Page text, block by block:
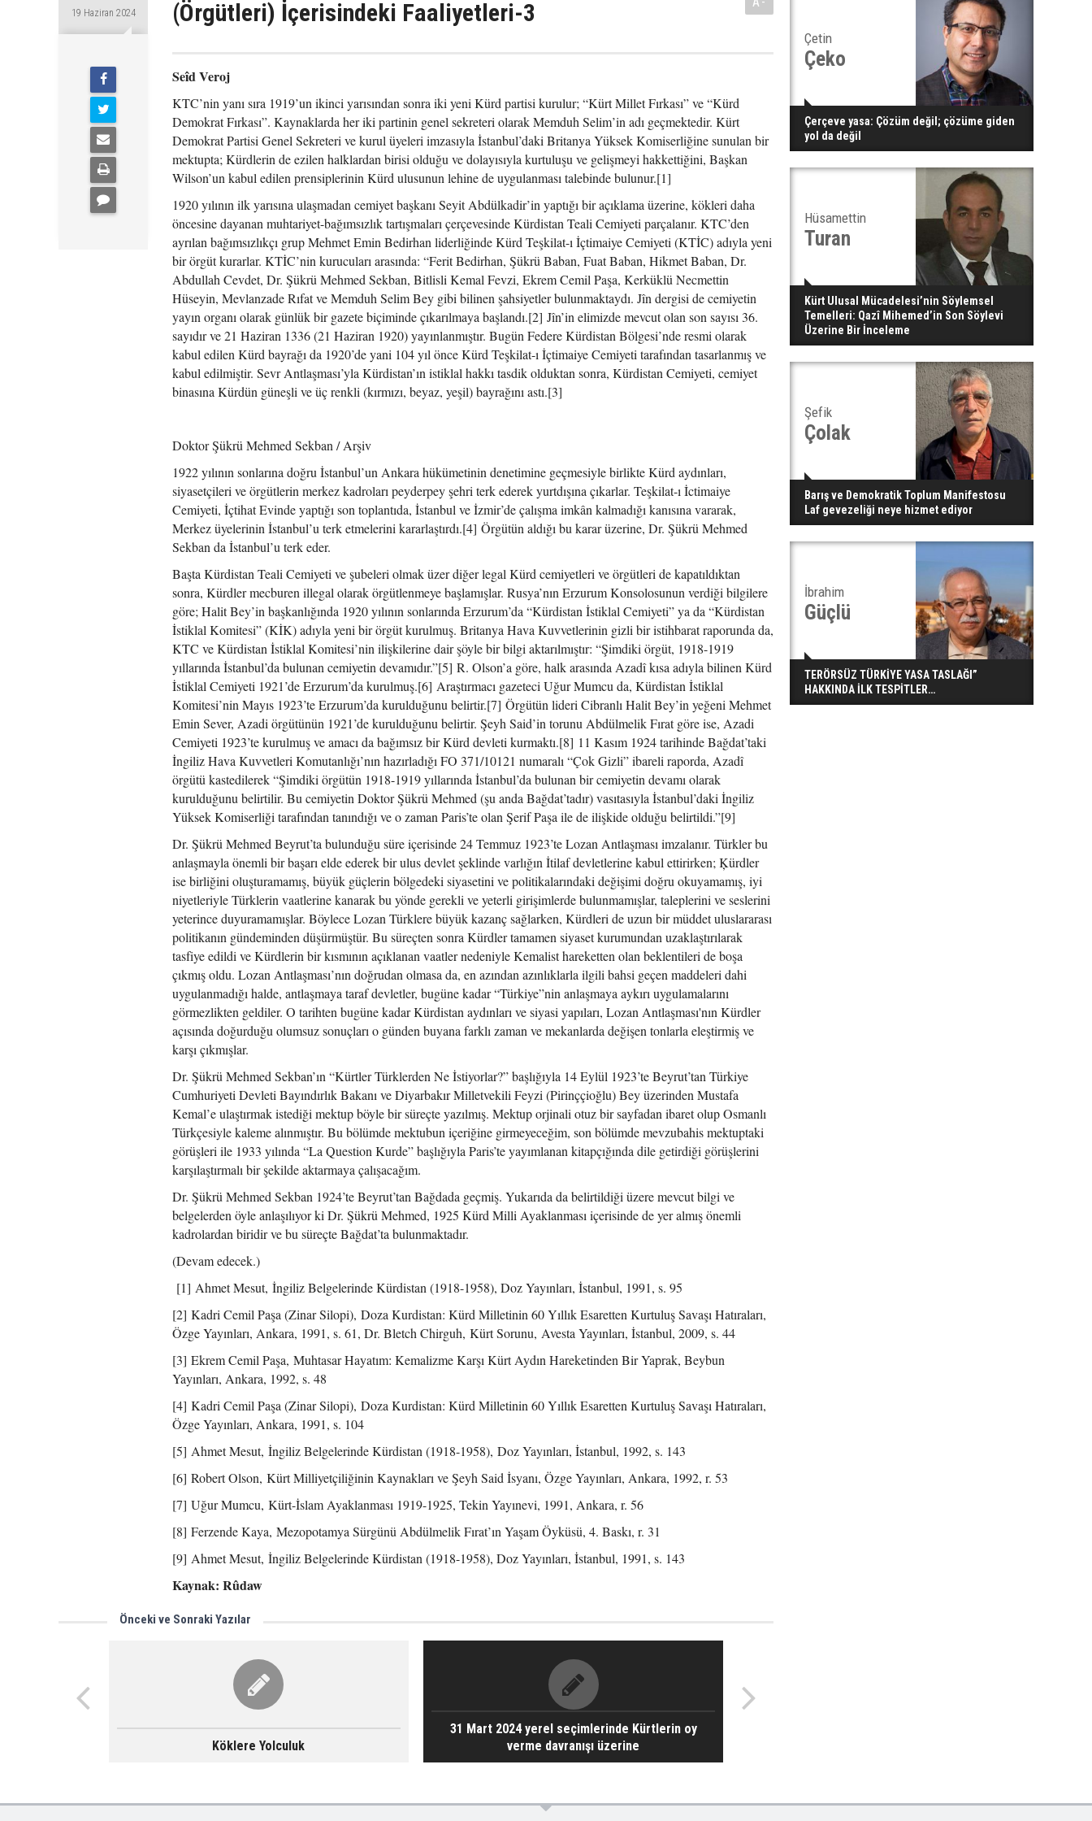
19 Haziran 2024
(Örgütleri) İçerisindeki Faaliyetleri-3
Seîd Veroj
KTC’nin yanı sıra 1919’un ikinci yarısından sonra iki yeni Kürd partisi kurulur; “Kürt Millet Fırkası” ve “Kürd
Demokrat Fırkası”. Kaynaklarda her iki partinin genel sekreteri olarak Memduh Selim’in adı geçmektedir. Kürt
Demokrat Partisi Genel Sekreteri ve kurul üyeleri imzasıyla İstanbul’daki Britanya Yüksek Komiserliğine sunulan bir
mektupta; Kürdlerin de ezilen halklardan birisi olduğu ve dolayısıyla kurtuluşu ve gelişmeyi hakkettiğini, Başkan
Wilson’un kabul edilen prensiplerinin Kürd ulusunun lehine de uygulanması talebinde bulunur.[1]
1920 yılının ilk yarısına ulaşmadan cemiyet başkanı Seyit Abdülkadir’in yaptığı bir açıklama üzerine, kökleri daha
öncesine dayanan muhtariyet-bağımsızlık tartışmaları çerçevesinde Kürdistan Teali Cemiyeti parçalanır. KTC’den
ayrılan bağımsızlıkçı grup Mehmet Emin Bedirhan liderliğinde Kürd Teşkilat-ı İçtimaiye Cemiyeti (KTİC) adıyla yeni
bir örgüt kurarlar. KTİC’nin kurucuları arasında: “Ferit Bedirhan, Şükrü Baban, Fuat Baban, Hikmet Baban, Dr.
Abdullah Cevdet, Dr. Şükrü Mehmed Sekban, Bitlisli Kemal Fevzi, Ekrem Cemil Paşa, Kerküklü Necmettin
Hüseyin, Mevlanzade Rıfat ve Memduh Selim Bey gibi bilinen şahsiyetler bulunmaktaydı. Jîn dergisi de cemiyetin
yayın organı olarak günlük bir gazete biçiminde çıkarılmaya başlandı.[2] Jîn’in elimizde mevcut olan son sayısı 36.
sayıdır ve 21 Haziran 1336 (21 Haziran 1920) yayınlanmıştır. Bugün Federe Kürdistan Bölgesi’nde resmi olarak
kabul edilen Kürd bayrağı da 1920’de yani 104 yıl önce Kürd Teşkilat-ı İçtimaiye Cemiyeti tarafından tasarlanmış ve
kabul edilmiştir. Sevr Antlaşması’yla Kürdistan’ın istiklal hakkı tasdik olduktan sonra, Kürdistan Cemiyeti, cemiyet
binasına Kürdün güneşli ve üç renkli (kırmızı, beyaz, yeşil) bayrağını astı.[3]
Doktor Şükrü Mehmed Sekban / Arşiv
1922 yılının sonlarına doğru İstanbul’un Ankara hükümetinin denetimine geçmesiyle birlikte Kürd aydınları,
siyasetçileri ve örgütlerin merkez kadroları peyderpey şehri terk ederek yurtdışına çıkarlar. Teşkilat-ı İctimaiye
Cemiyeti, İçtihat Evinde yaptığı son toplantıda, İstanbul ve İzmir’de çalışma imkân kalmadığı kanısına vararak,
Merkez üyelerinin İstanbul’u terk etmelerini kararlaştırdı.[4] Örgütün aldığı bu karar üzerine, Dr. Şükrü Mehmed
Sekban da İstanbul’u terk eder.
Başta Kürdistan Teali Cemiyeti ve şubeleri olmak üzer diğer legal Kürd cemiyetleri ve örgütleri de kapatıldıktan
sonra, Kürdler mecburen illegal olarak örgütlenmeye başlamışlar. Rusya’nın Erzurum Konsolosunun verdiği bilgilere
göre; Halit Bey’in başkanlığında 1920 yılının sonlarında Erzurum’da “Kürdistan İstiklal Cemiyeti” ya da “Kürdistan
İstiklal Komitesi” (KİK) adıyla yeni bir örgüt kurulmuş. Britanya Hava Kuvvetlerinin gizli bir istihbarat raporunda da,
KTC ve Kürdistan İstiklal Komitesi’nin ilişkilerine dair şöyle bir bilgi aktarılmıştır: “Şimdiki örgüt, 1918-1919
yıllarında İstanbul’da bulunan cemiyetin devamıdır.”[5] R. Olson’a göre, halk arasında Azadî kısa adıyla bilinen Kürd
İstiklal Cemiyeti 1921’de Erzurum’da kurulmuş.[6] Araştırmacı gazeteci Uğur Mumcu da, Kürdistan İstiklal
Komitesi’nin Mayıs 1923’te Erzurum’da kurulduğunu belirtir.[7] Örgütün lideri Cibranlı Halit Bey’in yeğeni Mehmet
Emin Sever, Azadi örgütünün 1921’de kurulduğunu belirtir. Şeyh Said’in torunu Abdülmelik Fırat göre ise, Azadi
Cemiyeti 1923’te kurulmuş ve amacı da bağımsız bir Kürd devleti kurmaktı.[8] 11 Kasım 1924 tarihinde Bağdat’taki
İngiliz Hava Kuvvetleri Komutanlığı’nın hazırladığı FO 371/10121 numaralı “Çok Gizli” ibareli raporda, Azadî
örgütü kastedilerek “Şimdiki örgütün 1918-1919 yıllarında İstanbul’da bulunan bir cemiyetin devamı olarak
kurulduğunu belirtilir. Bu cemiyetin Doktor Şükrü Mehmed (şu anda Bağdat’tadır) vasıtasıyla İstanbul’daki İngiliz
Yüksek Komiserliği tarafından tanındığı ve o zaman Paris’te olan Şerif Paşa ile de ilişkide olduğu belirtildi.”[9]
Dr. Şükrü Mehmed Beyrut’ta bulunduğu süre içerisinde 24 Temmuz 1923’te Lozan Antlaşması imzalanır. Türkler bu
anlaşmayla önemli bir başarı elde ederek bir ulus devlet şeklinde varlığın İtilaf devletlerine kabul ettirirken; Ķürdler
ise birliğini oluşturamamış, büyük güçlerin bölgedeki siyasetini ve politikalarındaki değişimi doğru okuyamamış, iyi
niyetleriyle Türklerin vaatlerine kanarak bu yönde gerekli ve yeterli girişimlerde bulunmamışlar, taleplerini ve seslerini
yeterince duyuramamışlar. Böylece Lozan Türklere büyük kazanç sağlarken, Kürdleri de uzun bir müddet uluslararası
politikanın gündeminden düşürmüştür. Bu süreçten sonra Kürdler tamamen siyaset kurumundan uzaklaştırılarak
tasfiye edildi ve Kürdlerin bir kısmının açıklanan vaatler nedeniyle Kemalist hareketten olan beklentileri de boşa
çıkmış oldu. Lozan Antlaşması’nın doğrudan olmasa da, en azından azınlıklarla ilgili bahsi geçen maddeleri dahi
uygulanmadığı halde, antlaşmaya taraf devletler, bugüne kadar “Türkiye”nin anlaşmaya aykırı uygulamalarını
görmezlikten geldiler. O tarihten bugüne kadar Kürdistan aydınları ve siyasi yapıları, Lozan Antlaşması'nın Kürdler
açısında doğurduğu olumsuz sonuçları o günden buyana farklı zaman ve mekanlarda değişen tonlarla eleştirmiş ve
karşı çıkmışlar.
Dr. Şükrü Mehmed Sekban’ın “Kürtler Türklerden Ne İstiyorlar?” başlığıyla 14 Eylül 1923’te Beyrut’tan Türkiye
Cumhuriyeti Devleti Bayındırlık Bakanı ve Diyarbakır Milletvekili Feyzi (Pirinççioğlu) Bey üzerinden Mustafa
Kemal’e ulaştırmak istediği mektup böyle bir süreçte yazılmış. Mektup orjinali otuz bir sayfadan ibaret olup Osmanlı
Türkçesiyle kaleme alınmıştır. Bu bölümde mektubun içeriğine girmeyeceğim, son bölümde mevzubahis mektuptaki
görüşleri ile 1933 yılında “La Question Kurde” başlığıyla Paris’te yayımlanan kitapçığında dile getirdiği görüşlerini
karşılaştırmalı bir şekilde aktarmaya çalışacağım.
Dr. Şükrü Mehmed Sekban 1924’te Beyrut’tan Bağdada geçmiş. Yukarıda da belirtildiği üzere mevcut bilgi ve
belgelerden öyle anlaşılıyor ki Dr. Şükrü Mehmed, 1925 Kürd Milli Ayaklanması içerisinde de yer almış önemli
kadrolardan biridir ve bu süreçte Bağdat’ta bulunmaktadır.
(Devam edecek.)
[1] Ahmet Mesut, İngiliz Belgelerinde Kürdistan (1918-1958), Doz Yayınları, İstanbul, 1991, s. 95
[2] Kadri Cemil Paşa (Zinar Silopi), Doza Kurdistan: Kürd Milletinin 60 Yıllık Esaretten Kurtuluş Savaşı Hatıraları,
Özge Yayınları, Ankara, 1991, s. 61, Dr. Bletch Chirguh, Kürt Sorunu, Avesta Yayınları, İstanbul, 2009, s. 44
[3] Ekrem Cemil Paşa, Muhtasar Hayatım: Kemalizme Karşı Kürt Aydın Hareketinden Bir Yaprak, Beybun
Yayınları, Ankara, 1992, s. 48
[4] Kadri Cemil Paşa (Zinar Silopi), Doza Kurdistan: Kürd Milletinin 60 Yıllık Esaretten Kurtuluş Savaşı Hatıraları,
Özge Yayınları, Ankara, 1991, s. 104
[5] Ahmet Mesut, İngiliz Belgelerinde Kürdistan (1918-1958), Doz Yayınları, İstanbul, 1992, s. 143
[6] Robert Olson, Kürt Milliyetçiliğinin Kaynakları ve Şeyh Said İsyanı, Özge Yayınları, Ankara, 1992, r. 53
[7] Uğur Mumcu, Kürt-İslam Ayaklanması 1919-1925, Tekin Yayınevi, 1991, Ankara, r. 56
[8] Ferzende Kaya, Mezopotamya Sürgünü Abdülmelik Fırat’ın Yaşam Öyküsü, 4. Baskı, r. 31
[9] Ahmet Mesut, İngiliz Belgelerinde Kürdistan (1918-1958), Doz Yayınları, İstanbul, 1991, s. 143
Kaynak: Rûdaw
Önceki ve Sonraki Yazılar
Köklere Yolculuk
31 Mart 2024 yerel seçimlerinde Kürtlerin oy
verme davranışı üzerine
Çetin
Çeko
Çerçeve yasa: Çözüm değil; çözüme giden
yol da değil
Hüsamettin
Turan
Kürt Ulusal Mücadelesi’nin Söylemsel
Temelleri: Qazî Mihemed’in Son Söylevi
Üzerine Bir İnceleme
Şefik
Çolak
Barış ve Demokratik Toplum Manifestosu
Laf gevezeliği neye hizmet ediyor
İbrahim
Güçlü
TERÖRSÜZ TÜRKİYE YASA TASLAĞI”
HAKKINDA İLK TESPİTLER…